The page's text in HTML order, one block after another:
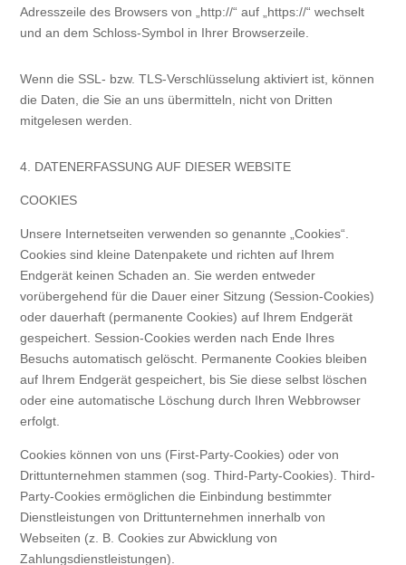
Adresszeile des Browsers von „http://“ auf „https://“ wechselt
und an dem Schloss-Symbol in Ihrer Browserzeile.
Wenn die SSL- bzw. TLS-Verschlüsselung aktiviert ist, können
die Daten, die Sie an uns übermitteln, nicht von Dritten
mitgelesen werden.
4. DATENERFASSUNG AUF DIESER WEBSITE
COOKIES
Unsere Internetseiten verwenden so genannte „Cookies“.
Cookies sind kleine Datenpakete und richten auf Ihrem
Endgerät keinen Schaden an. Sie werden entweder
vorübergehend für die Dauer einer Sitzung (Session-Cookies)
oder dauerhaft (permanente Cookies) auf Ihrem Endgerät
gespeichert. Session-Cookies werden nach Ende Ihres
Besuchs automatisch gelöscht. Permanente Cookies bleiben
auf Ihrem Endgerät gespeichert, bis Sie diese selbst löschen
oder eine automatische Löschung durch Ihren Webbrowser
erfolgt.
Cookies können von uns (First-Party-Cookies) oder von
Drittunternehmen stammen (sog. Third-Party-Cookies). Third-
Party-Cookies ermöglichen die Einbindung bestimmter
Dienstleistungen von Drittunternehmen innerhalb von
Webseiten (z. B. Cookies zur Abwicklung von
Zahlungsdienstleistungen).